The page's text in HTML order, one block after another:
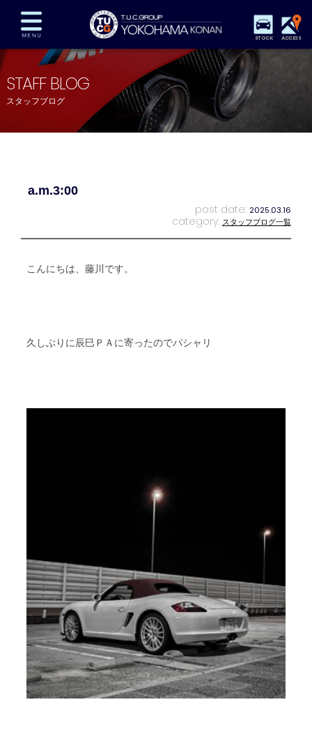
STOCK ACCESS
在庫車両情報 保証&サービス パーツリスト
TUCとは？ 店舗情報 アクセスマップ
全国納車 特別作業 注文販売
STAFF BLOG
スタッフブログ
a.m.3:00
post date: 2025.03.16
category: スタッフブログ一覧
こんにちは、藤川です。
久しぶりに辰巳ＰＡに寄ったのでパシャリ